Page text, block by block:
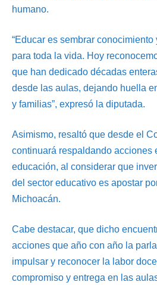
humano.
“Educar es sembrar
para toda la vida. Hoy
que han dedicado décadas
desde las aulas, dejando huella
y familias”, expresó la diputada.
Asimismo, resaltó que desde el
continuará respaldando acciones
educación, al considerar que
del sector educativo es apostar
Michoacán.
Cabe destacar, que dicho
acciones que año con año la
impulsar y reconocer la labor
compromiso y entrega en las